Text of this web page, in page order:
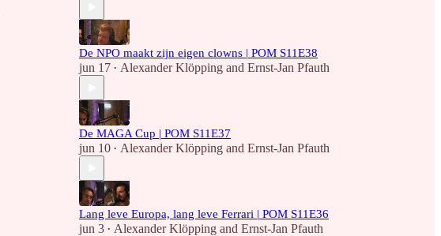
De NPO maakt zijn eigen clowns | POM S11E38
jun 17 • Alexander Klöpping and Ernst-Jan Pfauth
De MAGA Cup | POM S11E37
jun 10 • Alexander Klöpping and Ernst-Jan Pfauth
Lang leve Europa, lang leve Ferrari | POM S11E36
jun 3 • Alexander Klöpping and Ernst-Jan Pfauth